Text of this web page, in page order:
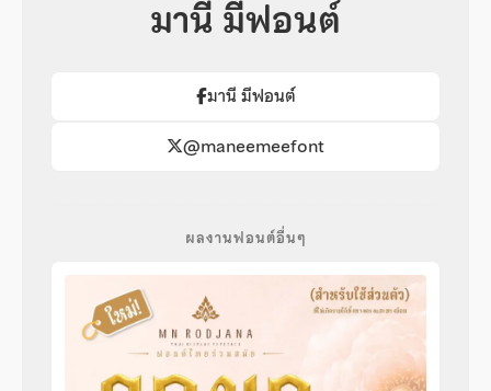
มานี มีฟอนต์
มานี มีฟอนต์
@maneemeefont
ผลงานฟอนต์อื่นๆ